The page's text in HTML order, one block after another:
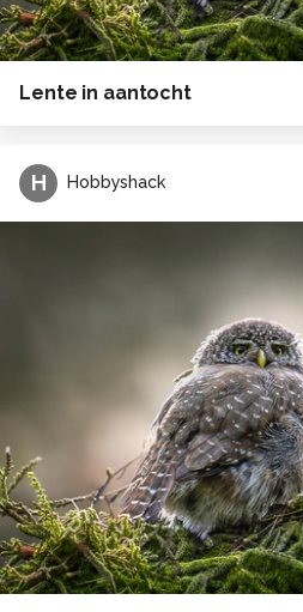
Lente in aantocht
H Hobbyshack